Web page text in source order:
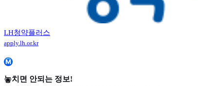
LH청약플러스
apply.lh.or.kr
놓치면 안되는 정보!